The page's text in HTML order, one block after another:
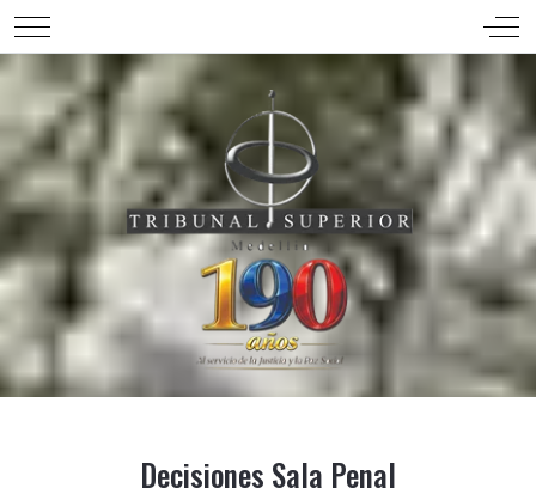
Mobile Menu Toggle Off-
Decisiones Sala Penal